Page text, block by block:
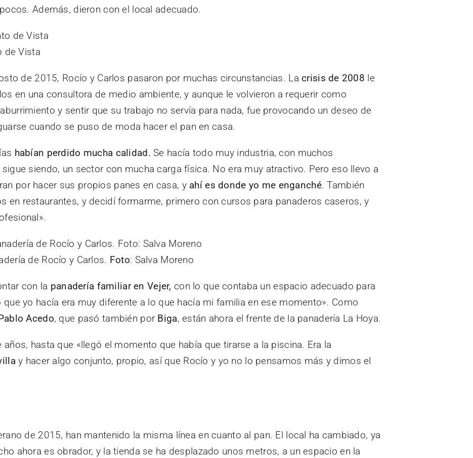
Además, dieron con el local adecuado.
de Vista
de 2015, Rocío y Carlos pasaron por muchas circunstancias. Lacrisis de 2008 le
en una consultora de medio ambiente, y aunque le volvieron a requerir como
y sentir que su trabajo no servía para nada, fue provocando un deseo de
cuando se puso de moda hacer el pan en casa.
habían perdido mucha calidad. Se hacía todo muy industria, con muchos
siendo, un sector con mucha carga física. No era muy atractivo. Pero eso llevo a
por hacer sus propios panes en casa, y ahí es donde yo me enganché. También
en restaurantes, y decidí formarme, primero con cursos para panaderos caseros, y
de Rocío y Carlos. Foto: Salva Moreno
con la panadería familiar en Vejer, con lo que contaba un espacio adecuado para
que yo hacía era muy diferente a lo que hacía mi familia en ese momento». Como
Acedo, que pasó también por Biga, están ahora el frente de la panadería La Hoya.
hasta que «llegó el momento que había que tirarse a la piscina. Era la
y hacer algo conjunto, propio, así que Rocío y yo no lo pensamos más y dimos el
de 2015, han mantenido la misma línea en cuanto al pan. El local ha cambiado, ya
ahora es obrador, y la tienda se ha desplazado unos metros, a un espacio en la